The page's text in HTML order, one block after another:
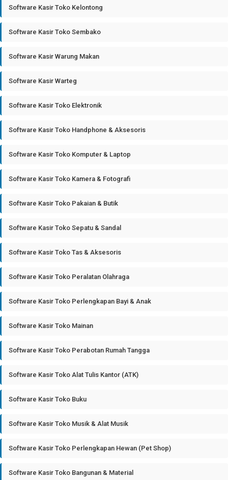
Software Kasir Toko Kelontong
Software Kasir Toko Sembako
Software Kasir Warung Makan
Software Kasir Warteg
Software Kasir Toko Elektronik
Software Kasir Toko Handphone & Aksesoris
Software Kasir Toko Komputer & Laptop
Software Kasir Toko Kamera & Fotografi
Software Kasir Toko Pakaian & Butik
Software Kasir Toko Sepatu & Sandal
Software Kasir Toko Tas & Aksesoris
Software Kasir Toko Peralatan Olahraga
Software Kasir Toko Perlengkapan Bayi & Anak
Software Kasir Toko Mainan
Software Kasir Toko Perabotan Rumah Tangga
Software Kasir Toko Alat Tulis Kantor (ATK)
Software Kasir Toko Buku
Software Kasir Toko Musik & Alat Musik
Software Kasir Toko Perlengkapan Hewan (Pet Shop)
Software Kasir Toko Bangunan & Material